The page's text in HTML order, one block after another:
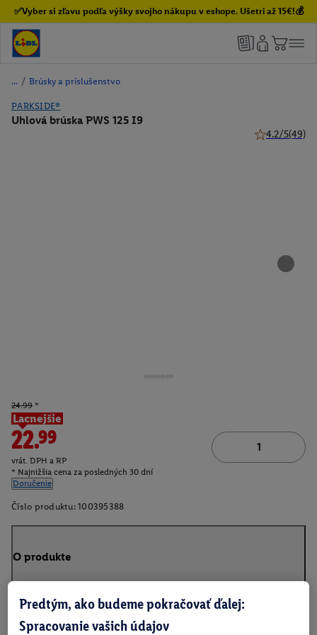
✅Vyber si zľavu podľa výšky svojho nákupu v eshope. Ušetri až 15€!💰
/ Brúsky a príslušenstvo
PARKSIDE®
Uhlová brúska PWS 125 I9
4.2/5(49)
24.99 *
Lacnejšie
22.99
vrát. DPH a RP
* Najnižšia cena za posledných 30 dní
Doručenie
Číslo produktu: 100395388
O produkte
Predtým, ako budeme pokračovať ďalej:
Spracovanie vašich údajov